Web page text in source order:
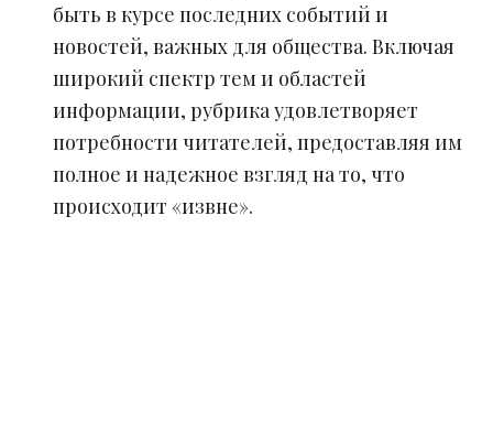
быть в курсе последних событий и
новостей, важных для общества. Включая
широкий спектр тем и областей
информации, рубрика удовлетворяет
потребности читателей, предоставляя им
полное и надежное взгляд на то, что
происходит «извне».